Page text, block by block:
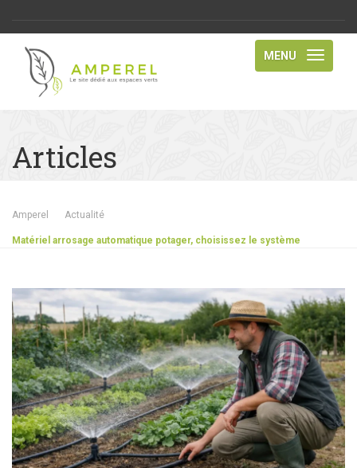
MENU
Articles
Amperel Actualité
Matériel arrosage automatique potager, choisissez le système